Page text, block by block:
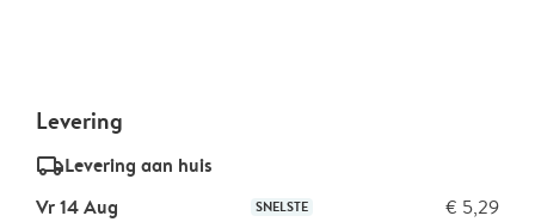
Levering
delivery_standard_v2Levering aan huis
Vr 14 Aug
SNELSTE € 5,29